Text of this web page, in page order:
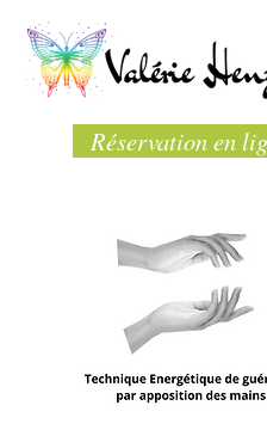
Réservation en